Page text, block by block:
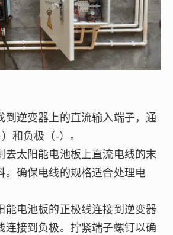
到逆变器上的直流输入端子，通
和负极（-）。
去太阳能电池板上直流电线的末
。确保电线的规格适合处理电
能电池板的正极线连接到逆变器
连接到负极。拧紧端子螺钉以确